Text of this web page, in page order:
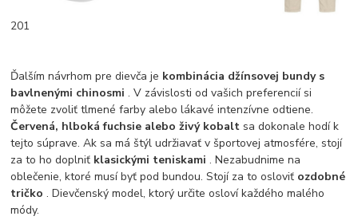
201
Ďalším návrhom pre dievča je kombinácia džínsovej bundy s
bavlnenými chinosmi. V závislosti od vašich preferencií si
môžete zvoliť tlmené farby alebo lákavé intenzívne odtiene.
Červená, hlboká fuchsie alebo živý kobalt sa dokonale hodí k
tejto súprave. Ak sa má štýl udržiavať v športovej atmosfére, stojí
za to ho doplniť klasickými teniskami. Nezabudnime na
oblečenie, ktoré musí byť pod bundou. Stojí za to osloviť ozdobné
tričko. Dievčenský model, ktorý určite osloví každého malého
módy.